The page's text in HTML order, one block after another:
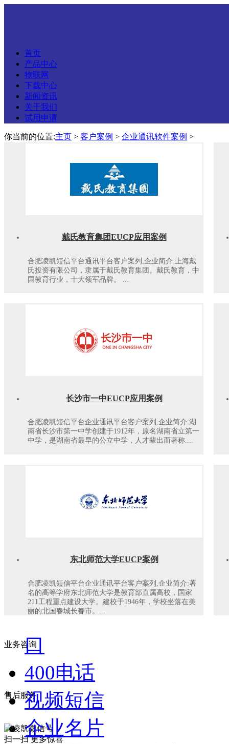
首页
产品中心
物联网
下载中心
新闻资讯
关于我们
试用申请
你当前的位置:主页 > 客户案例 > 企业通讯软件案例 >
戴氏教育集团EUCP应用案例
合肥凌凯短信平台通讯平台客户案列,企业简介:上海戴
氏投资有限公司，隶属于戴氏教育集团。戴氏教育，中
国教育行业，十大领军品牌。 ...
长沙市一中EUCP应用案例
合肥凌凯短信平台企业通讯平台客户案列,企业简介:湖
南省长沙市第一中学创建于1912年，原名湖南省立第一
中学，是湖南省最早的公立中学，人才辈出而著称....
东北师范大学EUCP案例
合肥凌凯短信平台企业通讯平台客户案列,企业简介:著
名的高等学府东北师范大学是教育部直属高校，国家
211工程重点建设大学。建校于1946年，学校坐落在美
丽的北国春城长春市。...
业务咨询
售后服务
扫一扫 更多惊喜
口
400电话
视频短信
企业名片